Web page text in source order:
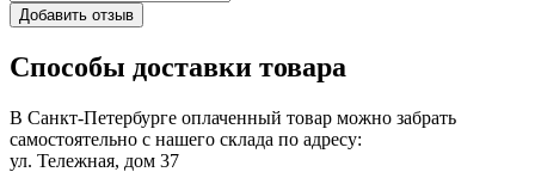
Добавить отзыв
Способы доставки товара
В Санкт-Петербурге оплаченный товар можно забрать
самостоятельно с нашего склада по адресу:
ул. Тележная, дом 37